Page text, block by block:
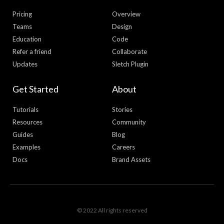
Pricing
Teams
Education
Refer a friend
Updates
Overview
Design
Code
Collaborate
Sletch Plugin
Get Started
Tutorials
Resources
Guides
Examples
Docs
About
Stories
Community
Blog
Careers
Brand Assets
© 2022 All rights reserved